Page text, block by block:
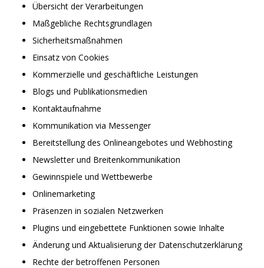
Übersicht der Verarbeitungen
Maßgebliche Rechtsgrundlagen
Sicherheitsmaßnahmen
Einsatz von Cookies
Kommerzielle und geschäftliche Leistungen
Blogs und Publikationsmedien
Kontaktaufnahme
Kommunikation via Messenger
Bereitstellung des Onlineangebotes und Webhosting
Newsletter und Breitenkommunikation
Gewinnspiele und Wettbewerbe
Onlinemarketing
Präsenzen in sozialen Netzwerken
Plugins und eingebettete Funktionen sowie Inhalte
Änderung und Aktualisierung der Datenschutzerklärung
Rechte der betroffenen Personen